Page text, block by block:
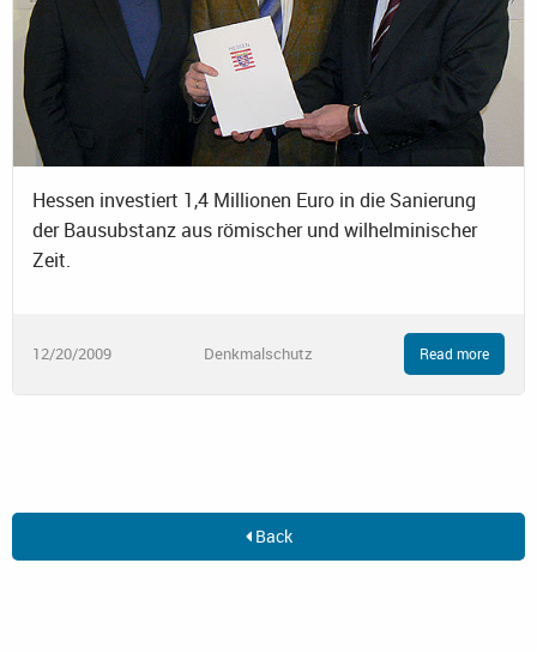
Hessen investiert 1,4 Millionen Euro in die Sanierung
der Bausubstanz aus römischer und wilhelminischer
Zeit.
12/20/2009 Denkmalschutz Read more
Back